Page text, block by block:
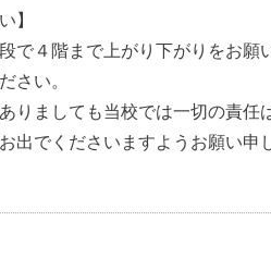
】
で４階まで上がり下がりをお願
さい。
りましても当校では一切の責任
出でくださいますようお願い申